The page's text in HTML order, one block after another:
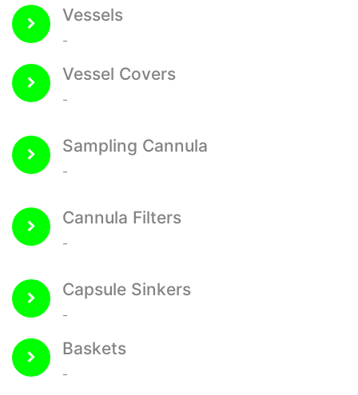
Vessels
-
Vessel Covers
-
Sampling Cannula
-
Cannula Filters
-
Capsule Sinkers
-
Baskets
-